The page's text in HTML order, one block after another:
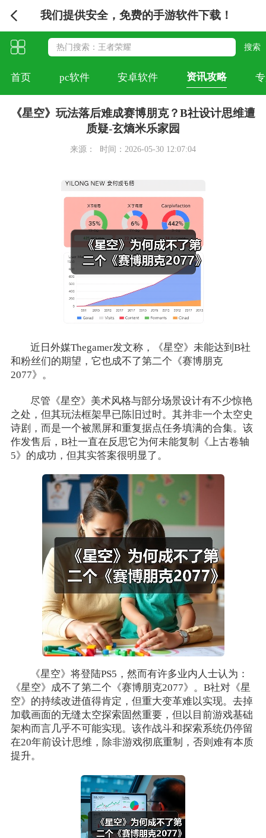
我们提供安全，免费的手游软件下载！
首页 pc软件 安卓软件 资讯攻略
《星空》玩法落后难成赛博朋克？B社设计思维遭
质疑-玄熵米乐家园
来源： 时间：2026-05-30 12:07:04
近日外媒Thegamer发文称，《星空》未能达到B社
和粉丝们的期望，它也成不了第二个《赛博朋克
2077》。
尽管《星空》美术风格与部分场景设计有不少惊艳
之处，但其玩法框架早已陈旧过时。其并非一个太空史
诗剧，而是一个被黑屏和重复据点任务填满的合集。该
作发售后，B社一直在反思它为何未能复制《上古卷轴
5》的成功，但其实答案很明显了。
《星空》将登陆PS5，然而有许多业内人士认为：
《星空》成不了第二个《赛博朋克2077》。B社对《星
空》的持续改进值得肯定，但重大变革难以实现。去掉
加载画面的无缝太空探索固然重要，但以目前游戏基础
架构而言几乎不可能实现。该作战斗和探索系统仍停留
在20年前设计思维，除非游戏彻底重制，否则难有本质
提升。